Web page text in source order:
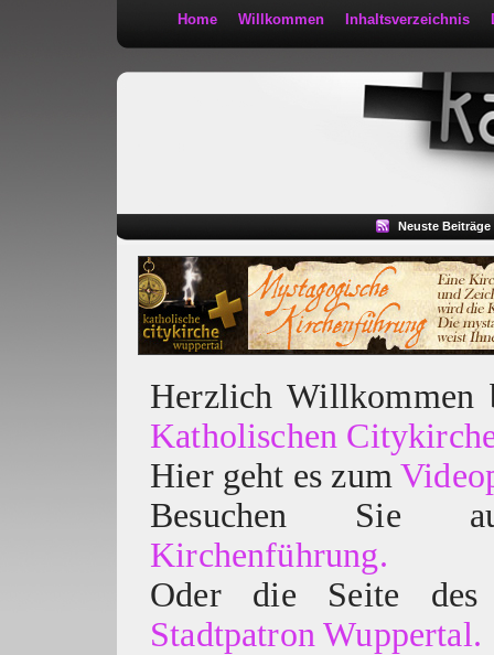
Home Willkommen Inhaltsverzeichnis
Neuste Beiträge
Herzlich
Katholischen
Hier geht es zum
Besuchen
Kirchenführung.
Oder die Seite des
Stadtpatron Wuppertal.